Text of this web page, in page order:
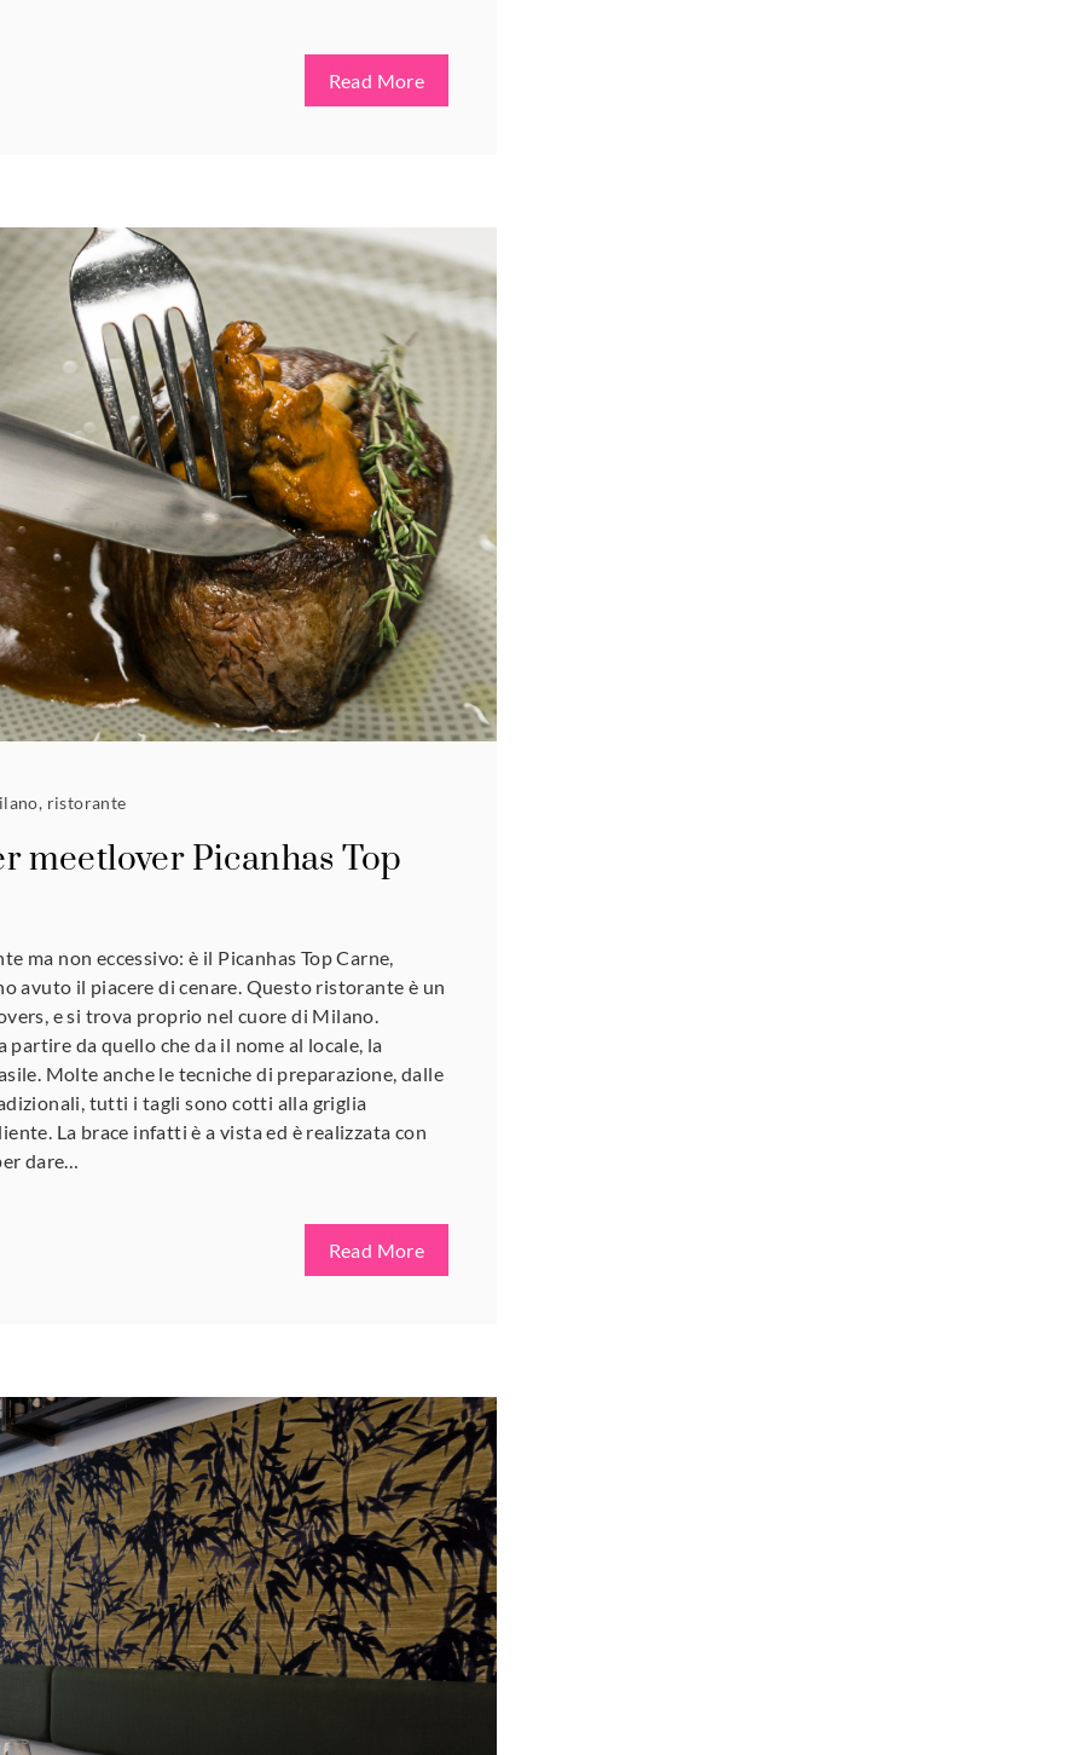
Read More
, ristorante
meetlover Picanhas Top
ma non eccessivo: è il Picanhas Top Carne,
avuto il piacere di cenare. Questo ristorante è un
e si trova proprio nel cuore di Milano.
partire da quello che da il nome al locale, la
Molte anche le tecniche di preparazione, dalle
tutti i tagli sono cotti alla griglia
La brace infatti è a vista ed è realizzata con
dare…
Read More